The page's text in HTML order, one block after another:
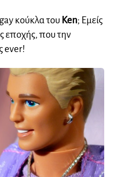
κούκλα του Ken; Εμείς
εποχής, που την
ever!